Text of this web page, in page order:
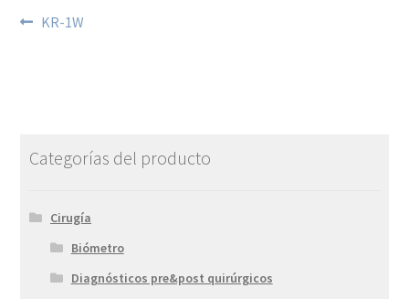
KR-1W
Categorías del producto
Cirugía
Biómetro
Diagnósticos pre&post quirúrgicos